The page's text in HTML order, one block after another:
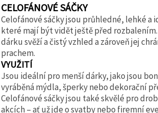
CELOFÁNOVÉ SÁČKY
Celofánové sáčky jsou průhledné, lehké a
které mají být vidět ještě před
dárku svěží a čistý vzhled a zároveň jej
prachem.
VYUŽITÍ
Jsou ideální pro menší dárky, jako jsou
vyráběná mýdla, šperky nebo dekorační
Celofánové sáčky jsou také skvělé pro
akcích – ať už jde o svatby nebo firemní